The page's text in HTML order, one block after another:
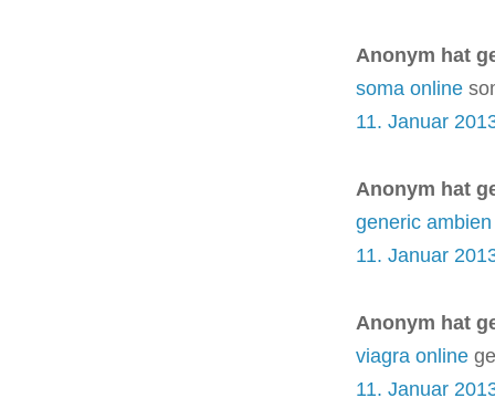
Anonym hat
soma online
11. Januar
Anonym hat
generic ambien
11. Januar
Anonym hat
viagra online
11. Januar